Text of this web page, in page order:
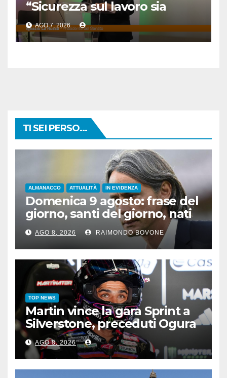
“Sicurezza sul lavoro sia
priorità per tutti”
AGO 7, 2026
TI SEI PERSO...
ALMANACCO ATTUALITÀ IN EVIDENZA
Domenica 9 agosto: frase del
giorno, santi del giorno, nati
famosi, accadde oggi
AGO 8, 2026 RAIMONDO BOVONE
TOP NEWS
Martin vince la gara Sprint a
Silverstone, preceduti Ogura
e Bezzecchi
AGO 8, 2026